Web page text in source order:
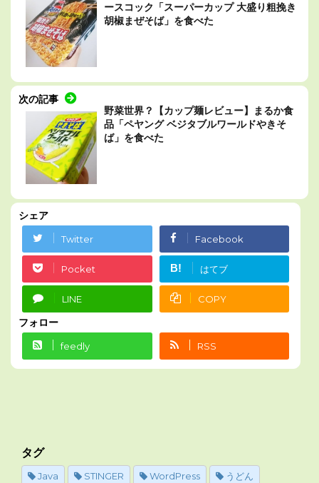
ースコック「スーパーカップ 大盛り粗挽き
胡椒まぜそば」を食べた
次の記事
野菜世界？【カップ麺レビュー】まるか食
品「ペヤング ベジタブルワールドやきそ
ば」を食べた
シェア
Twitter Facebook
Pocket B! はてブ
LINE COPY
フォロー
feedly RSS
タグ
Java STINGER WordPress うどん